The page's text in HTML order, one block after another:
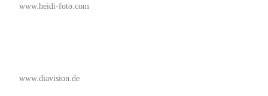
www.heidi-foto.com
www.diavision.de